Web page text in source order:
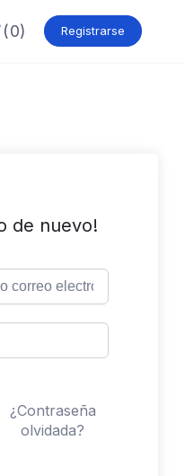
(0) Registrarse
de nuevo!
¿Contraseña
olvidada?